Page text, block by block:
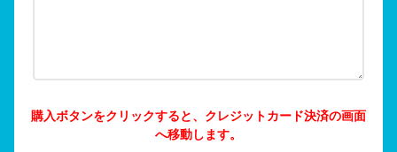
購入ボタンをクリックすると、クレジットカード決済の画面
へ移動します。